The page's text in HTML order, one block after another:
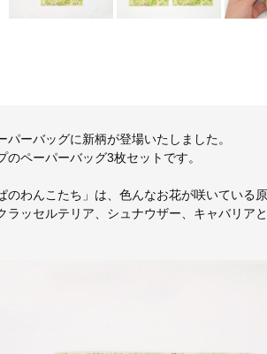
パーバッグに新柄が登場いたしました。
のペーパーバッグ3枚セットです。
のわんこたち」は、色んなお花が咲いている
ラッセルテリア、シュナウザー、キャバリアと